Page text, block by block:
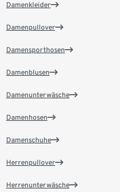
Damenkleider
Damenpullover
Damensporthosen
Damenblusen
Damenunterwäsche
Damenhosen
Damenschuhe
Herrenpullover
Herrenunterwäsche